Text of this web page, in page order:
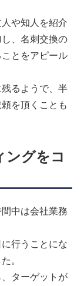
や知人を紹介
、名刺交換の
とをアピール
るようで、半
を頂くことも
ングをコ
中は会社業務
行うことにな
。
ターゲットが